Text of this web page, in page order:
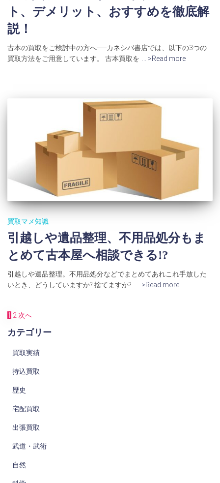
ト、デメリット、おすすめを徹底解
説！
古本の買取をご検討中の方へ──カネシバ書店では、以下の3つの
買取方法をご用意しています。 古本買取を
… >Read more
買取マメ知識
引越しや遺品整理、不用品処分もま
とめて古本屋へ相談できる!?
引越しや遺品整理。不用品処分などでまとめてあれこれ手放した
いとき、どうしていますか? 捨てますか?
… >Read more
投
の
ペ
ー
ジ
送
1 2 次へ
カテゴリー
買取実績
持込買取
歴史
宅配買取
出張買取
武道・武術
自然